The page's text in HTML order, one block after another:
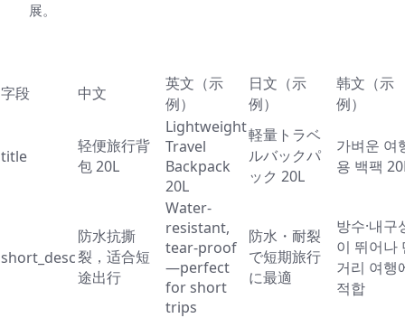
展。
字段 中文
英文（示
例）
日文（示
例）
韩文（示
例）
title
轻便旅行背
包 20L
Lightweight
Travel
Backpack
20L
軽量トラベ
ルバックパ
ック 20L
가벼운 여
용 백팩
short_desc
防水抗撕
裂，适合短
途出行
Water-
resistant,
tear-proof
—perfect
for short
trips
防水・耐裂
で短期旅行
に最適
방수·내구
이 뛰어나
거리 여행
적합